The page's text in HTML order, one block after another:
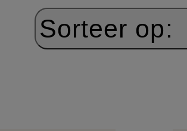
Sorteer op: